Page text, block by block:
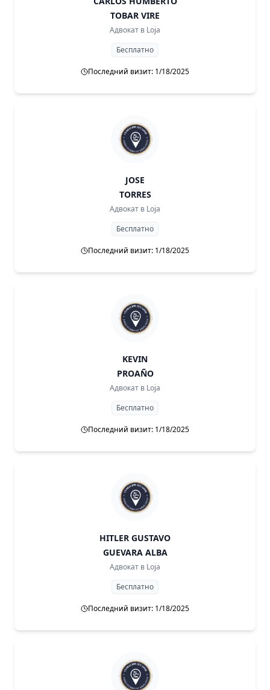
TOBAR VIRE
Адвокат в Loja
Бесплатно
Последний визит: 1/18/2025
JOSE
TORRES
Адвокат в Loja
Бесплатно
Последний визит: 1/18/2025
KEVIN
PROAÑO
Адвокат в Loja
Бесплатно
Последний визит: 1/18/2025
HITLER GUSTAVO
GUEVARA ALBA
Адвокат в Loja
Бесплатно
Последний визит: 1/18/2025